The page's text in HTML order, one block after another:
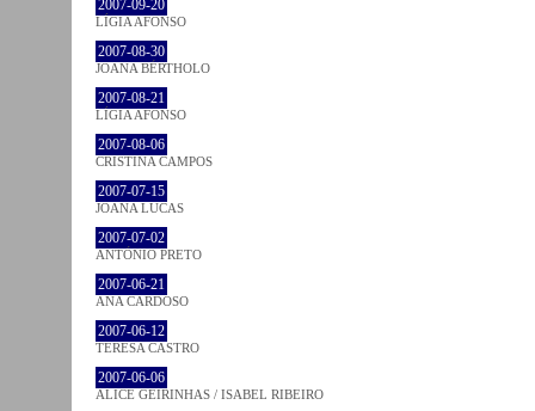
2007-09-20
LÍGIA AFONSO
2007-08-30
JOANA BÉRTHOLO
2007-08-21
LÍGIA AFONSO
2007-08-06
CRISTINA CAMPOS
2007-07-15
JOANA LUCAS
2007-07-02
ANTÓNIO PRETO
2007-06-21
ANA CARDOSO
2007-06-12
TERESA CASTRO
2007-06-06
ALICE GEIRINHAS / ISABEL RIBEIRO